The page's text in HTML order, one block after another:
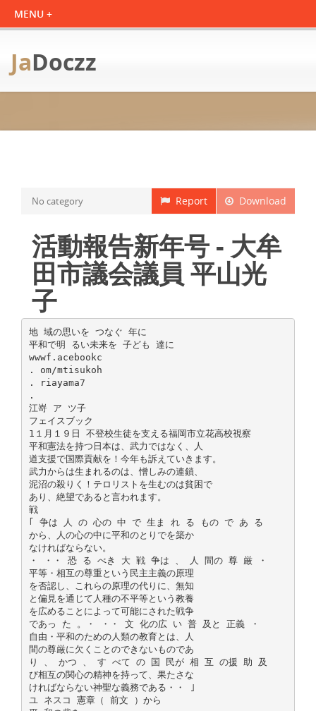
JaDoczz
Download
Report
No category
活動報告新年号 - 大牟
田市議会議員 平山光
子
地 域の思いを つなぐ 年に
平和で明 るい未来を 子ども 達に
wwwf.acebookc
. om/mtisukoh
. riayama7
.
江嵜 ア ツ子
フェイスブック
1１月１９日 不登校生徒を支える福岡市立花高校視察
平和憲法を持つ日本は、武力ではなく、人
道支援で国際貢献を！今年も訴えていきます。
武力からは生まれるのは、憎しみの連鎖、
泥沼の殺りく！テロリストを生むのは貧困で
あり、絶望であると言われます。
戦
｢ 争は 人 の 心の 中 で 生ま れ る もの で あ る
から、人の心の中に平和のとりでを築か
なければならない。
・ ・・ 恐 る べき 大 戦 争は 、 人 間の 尊 厳 ・
平等・相互の尊重という民主主義の原理
を否認し、これらの原理の代りに、無知
と偏見を通じて人種の不平等という教養
を広めることによって可能にされた戦争
であっ た 。・ ・・ 文 化の広 い 普 及と 正義 ・
自由・平和のための人類の教育とは、人
間の尊厳に欠くことのできないものであ
り 、 かつ 、 す べて の 国 民が 相 互 の援 助 及
び相互の関心の精神を持って、果たさな
ければならない神聖な義務である・・ ｣
ユ ネスコ 憲章（ 前文 ）から